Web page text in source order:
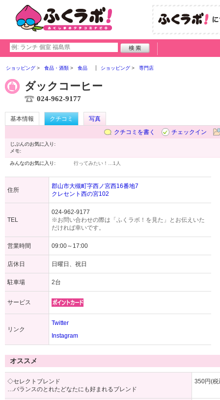
ショッピング 食品・酒類 食品 ショッピング 専門店
ダックコーヒー
024-962-9177
基本情報 クチコミ
写真
クチコミを書く
チェックイン
じぶんのお気に入り:
メモ:
みんなのお気に入り: 行ってみたい！… 1人
住所
郡山市大槻町字西ノ宮西16番地7
クレセント西の宮102
TEL
024-962-9177
※お問い合わせの際は「ふくラボ！を見た」とお伝えいた
だければ幸いです。
営業時間 09:00～17:00
店休日 日曜日、祝日
駐車場 2台
サービス
リンク
Twitter
Instagram
オススメ
◇セレクトブレンド
…バランスのとれたどなたにも好まれるブレンド
350円(税